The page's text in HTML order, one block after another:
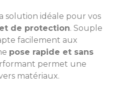
solution idéale pour vos
de protection. Souple
facilement aux
pose rapide et sans
permet une
matériaux.